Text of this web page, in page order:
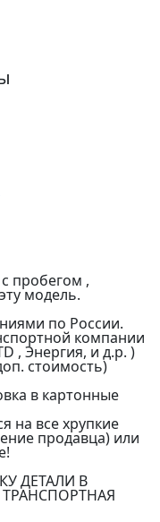
пробегом ,
модель.
по России.
компании
, Энергия, и д.р. )
стоимость)
в картонные
на все хрупкие
продавца) или
ДЕТАЛИ В